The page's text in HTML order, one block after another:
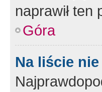
naprawił ten
Góra
Na liście